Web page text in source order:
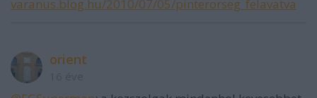
varanus.blog.hu/2010/07/05/pinterorseg_felavatva
orient